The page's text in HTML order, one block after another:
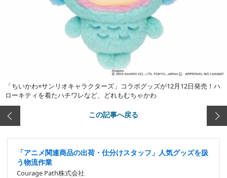
「ちいかわ×サンリオキャラクターズ」コラボグッズが12月12日発売！ハ
ローキティを着たハチワレなど、どれもむちゃかわ
この記事へ戻る
「アニメ関連商品の出荷・仕分けスタッフ」人気グッズを扱
う物流作業
Courage Path株式会社